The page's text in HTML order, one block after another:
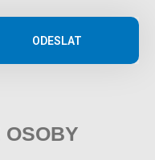
ODESLAT
OSOBY